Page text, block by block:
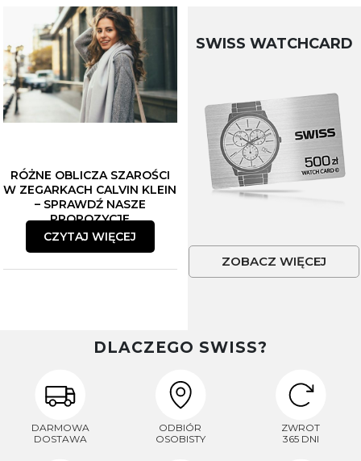
RÓŻNE OBLICZA SZAROŚCI
W ZEGARKACH CALVIN KLEIN
– SPRAWDŹ NASZE
PROPOZYCJE
CZYTAJ WIĘCEJ
SWISS WATCHCARD
ZOBACZ WIĘCEJ
DLACZEGO SWISS?
DARMOWA
DOSTAWA
ODBIÓR
OSOBISTY
ZWROT
365 DNI